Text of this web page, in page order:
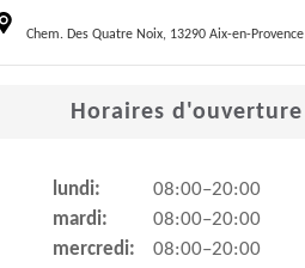
Chem. Des Quatre Noix, 13290 Aix-en-Provence
Horaires d'ouverture
lundi:
08:00–20:00
mardi:
08:00–20:00
mercredi:
08:00–20:00